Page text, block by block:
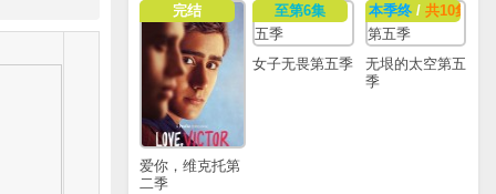
完结
爱你，维克托第
二季
至第6集
女子无畏第五季
本季终/ 共10集
无垠的太空第五
季